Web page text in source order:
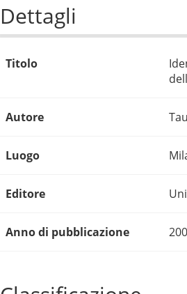
Dettagli
Titolo
Autore
Luogo
Editore
Anno di pubblicazione